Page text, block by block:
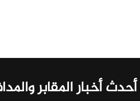
أحدث أخبار المقابر